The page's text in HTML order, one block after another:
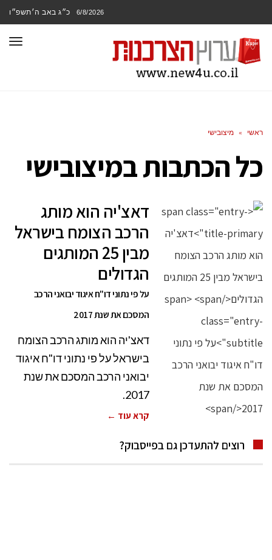
6/8/2026 כ״ג באב ה׳תשפ״ו
ראשי » מיצובישי
כל הכתבות במיצובישי
דאצ'יה הוא מותג
הרכב הצומח בישראל
מבין 25 המותגים
הגדולים
על פי נתוני דו"ח איגוד יבואני הרכב
המסכם את שנת 2017
דאצ'יה הוא מותג הרכב הצומח
בישראל על פי נתוני דו"ח איגוד
יבואני הרכב המסכם את שנת
2017.
קרא עוד ←
רוצים להתעדכן גם בפייסבוק?